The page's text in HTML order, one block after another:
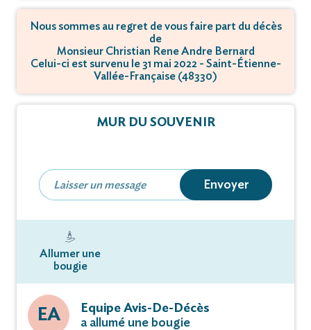
Nous sommes au regret de vous faire part du décès
de
Monsieur Christian Rene Andre Bernard
Celui-ci est survenu le 31 mai 2022 - Saint-Étienne-
Vallée-Française (48330)
MUR DU SOUVENIR
Envoyer
Allumer une
bougie
EA
Equipe Avis-De-Décès
a allumé une bougie